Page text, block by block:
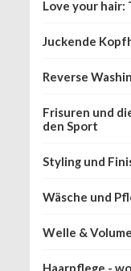
Love your hair:
Juckende
Reverse
Frisuren und
den Sport
Styling und
Wäsche und
Welle &
Haarpflege -